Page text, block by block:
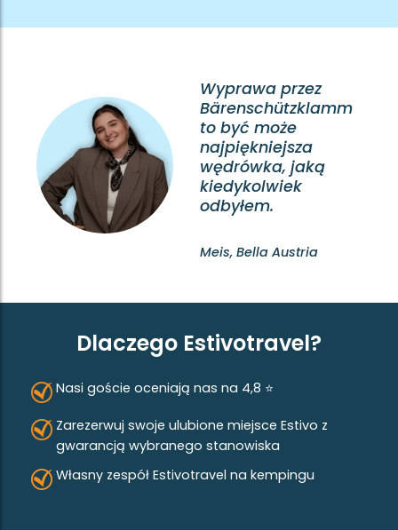
Wyprawa przez
Bärenschützklamm
to być może
najpiękniejsza
wędrówka, jaką
kiedykolwiek
odbyłem.
Meis, Bella Austria
Dlaczego Estivotravel?
Nasi goście oceniają nas na 4,8 ⭐
Zarezerwuj swoje ulubione miejsce Estivo z
gwarancją wybranego stanowiska
Własny zespół Estivotravel na kempingu